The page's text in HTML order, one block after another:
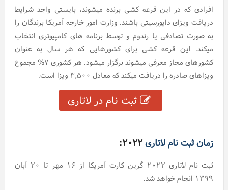
افرادی که در این قرعه کشی برنده میشوند، بایستی واجد شرایط
دریافت ویزای دایورسیتی باشند. وزارت امور خارجه آمریکا برندگان را
به صورت تصادفی یا رندوم و توسط برنامه های کامپیوتری انتخاب
میکند. این قرعه کشی برای کشورهایی که هر سال به عنوان
کشورهای مجاز معرفی میشوند برگزار میشود. هر کشوری ۷% مجموع
ویزاهای صادره را دریافت میکند که معادل ۳,۵۰۰ ویزا است.
ثبت نام در لاتاری
زمان ثبت نام لاتاری۲۰۲۲:
ثبت نام لاتاری ۲۰۲۲ گرین کارت آمریکا از ۱۶ مهر تا ۲۰ آبان
۱۳۹۹ انجام خواهد شد.